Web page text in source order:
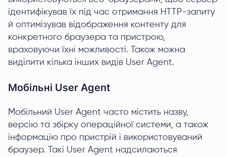
ідентифікував їх під час отримання HTTP-запиту
й оптимізував відображення контенту для
конкретного браузера та пристрою,
враховуючи їхні можливості. Також можна
виділити кілька інших видів User Agent.
Мобільні User Agent
Мобільний User Agent часто містить назву,
версію та збірку операційної системи, а також
інформацію про пристрій і використовуваний
браузер. Такі User Agent надсилаються